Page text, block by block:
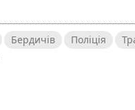
Бердичів Поліція